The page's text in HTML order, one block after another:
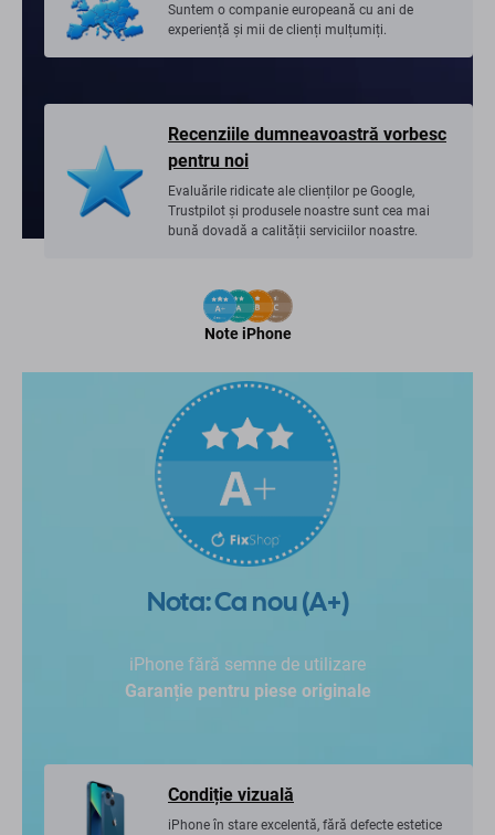
Suntem o companie europeană cu ani de
experiență și mii de clienți mulțumiți.
Recenziile dumneavoastră vorbesc
pentru noi
Evaluările ridicate ale clienților pe Google,
Trustpilot și produsele noastre sunt cea mai
bună dovadă a calității serviciilor noastre.
Note iPhone
Nota: Ca nou (A+)
iPhone fără semne de utilizare
Garanție pentru piese originale
Condiție vizuală
iPhone în stare excelentă, fără defecte estetice